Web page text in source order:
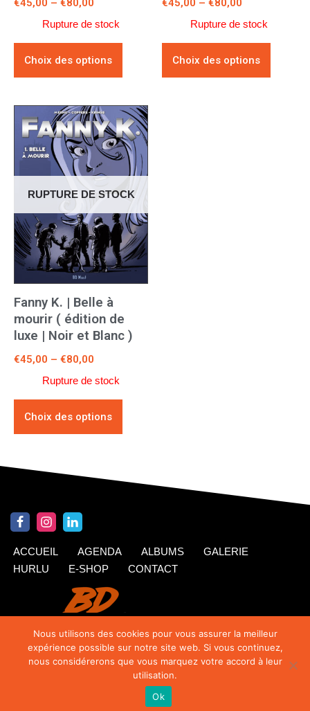
€45,00 – €80,00
Rupture de stock
Choix des options
€45,00 – €80,00
Rupture de stock
Choix des options
RUPTURE DE STOCK
Fanny K. | Belle à
mourir ( édition de
luxe | Noir et Blanc )
€45,00 – €80,00
Rupture de stock
Choix des options
ACCUEIL AGENDA ALBUMS
GALERIE
HURLU
E-SHOP CONTACT
TipTop
Nous utilisons des cookies pour vous assurer la meilleur
expérience possible sur notre site web. Si vous continuez,
nous considérerons que vous marquez votre accord à leur
utilisation.
Ok